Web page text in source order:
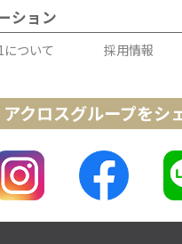
ション
ついて
採用情報
アクロスグループをシ